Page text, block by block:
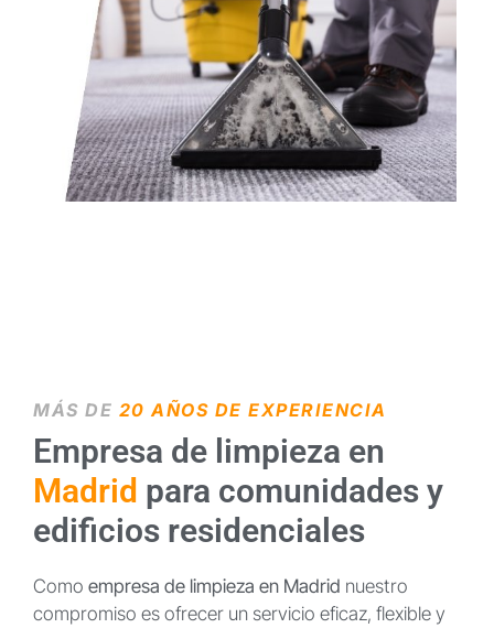
MÁS DE 20 AÑOS DE EXPERIENCIA
Empresa de limpieza en
Madrid para comunidades y
edificios residenciales
Como empresa de limpieza en Madrid nuestro
compromiso es ofrecer un servicio eficaz, flexible y